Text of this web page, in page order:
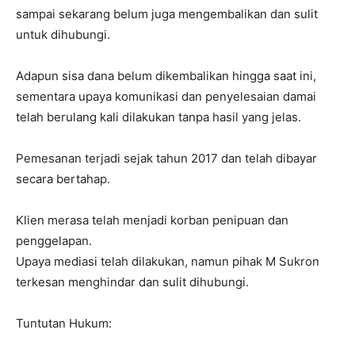
sampai sekarang belum juga mengembalikan dan sulit
untuk dihubungi.
Adapun sisa dana belum dikembalikan hingga saat ini,
sementara upaya komunikasi dan penyelesaian damai
telah berulang kali dilakukan tanpa hasil yang jelas.
Pemesanan terjadi sejak tahun 2017 dan telah dibayar
secara bertahap.
Klien merasa telah menjadi korban penipuan dan
penggelapan.
Upaya mediasi telah dilakukan, namun pihak M Sukron
terkesan menghindar dan sulit dihubungi.
Tuntutan Hukum: